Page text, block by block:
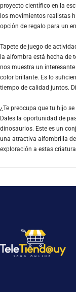
proyecto científico en la
los movimientos realistas
opción de regalo para un
Tapete de juego de
la alfombra está hecha de
nos muestra un
color brillante. Es lo
tiempo de calidad juntos.
¿Te preocupa que tu hijo
Dales la oportunidad de
dinosaurios. Este es un
una atractiva alfombrilla
exploración a estas